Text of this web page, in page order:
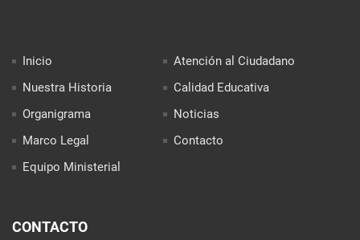
Inicio
Nuestra Historia
Organigrama
Marco Legal
Equipo Ministerial
Atención al Ciudadano
Calidad Educativa
Noticias
Contacto
CONTACTO